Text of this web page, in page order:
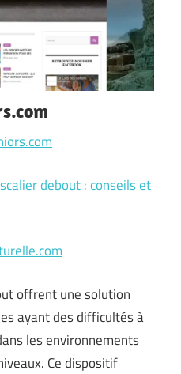
debout : conseils et
offrent une solution
ayant des difficultés à
les environnements
Ce dispositif